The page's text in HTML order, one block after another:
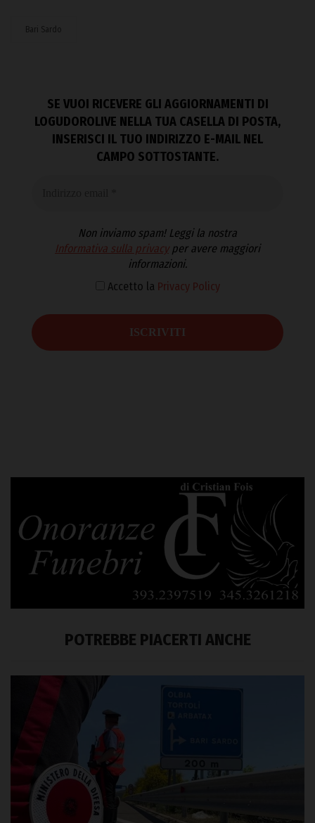
Bari Sardo
SE VUOI RICEVERE GLI AGGIORNAMENTI DI
LOGUDOROLIVE NELLA TUA CASELLA DI POSTA,
INSERISCI IL TUO INDIRIZZO E-MAIL NEL
CAMPO SOTTOSTANTE.
Non inviamo spam! Leggi la nostra
Informativa sulla privacyper avere maggiori
informazioni.
Accetto la Privacy Policy
POTREBBE PIACERTI ANCHE